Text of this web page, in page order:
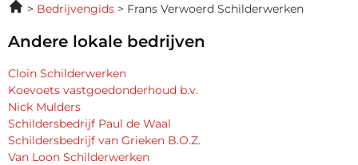
Bedrijvengids Frans Verwoerd Schilderwerken
Andere lokale bedrijven
Cloin Schilderwerken
Koevoets vastgoedonderhoud b.v.
Nick Mulders
Schildersbedrijf Paul de Waal
Schildersbedrijf van Grieken B.O.Z.
Van Loon Schilderwerken